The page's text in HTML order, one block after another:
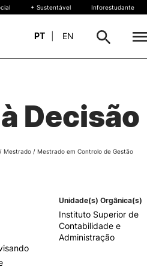
Mérito
| Regulamentos
Estrangeiros
Estudante
+ Sustentável Inforestudante
PT EN
Decisão
/ Mestrado / Mestrado em Controlo de Gestão
Unidade(s) Orgânica(s)
Instituto Superior de
Contabilidade e
Administração